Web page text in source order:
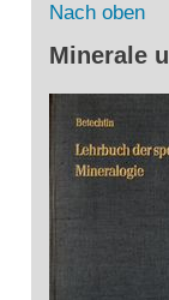
Nach oben
Minerale